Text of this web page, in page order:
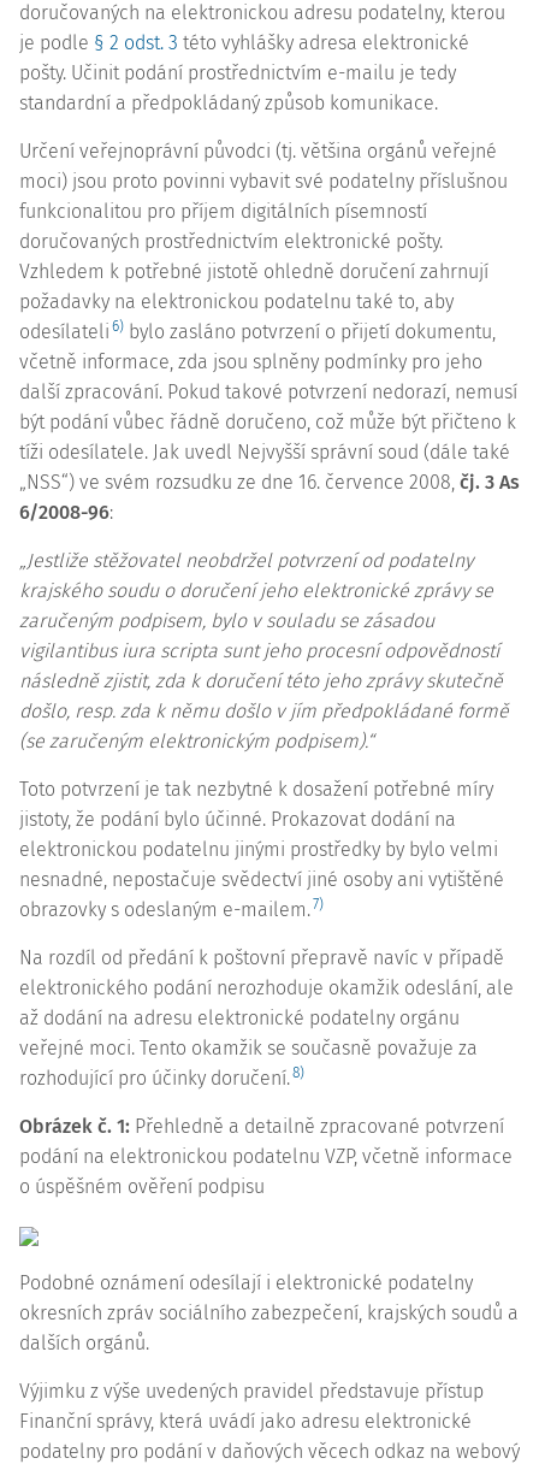
doručovaných na elektronickou adresu podatelny, kterou
je podle § 2 odst. 3 této vyhlášky adresa elektronické
pošty. Učinit podání prostřednictvím e-mailu je tedy
standardní a předpokládaný způsob komunikace.
Určení veřejnoprávní původci (tj. většina orgánů veřejné
moci) jsou proto povinni vybavit své podatelny příslušnou
funkcionalitou pro příjem digitálních písemností
doručovaných prostřednictvím elektronické pošty.
Vzhledem k potřebné jistotě ohledně doručení zahrnují
požadavky na elektronickou podatelnu také to, aby
odesílateli 6) bylo zasláno potvrzení o přijetí dokumentu,
včetně informace, zda jsou splněny podmínky pro jeho
další zpracování. Pokud takové potvrzení nedorazí, nemusí
být podání vůbec řádně doručeno, což může být přičteno k
tíži odesílatele. Jak uvedl Nejvyšší správní soud (dále také
„NSS“) ve svém rozsudku ze dne 16. července 2008, čj. 3 As
6/2008-96:
„Jestliže stěžovatel neobdržel potvrzení od podatelny
krajského soudu o doručení jeho elektronické zprávy se
zaručeným podpisem, bylo v souladu se zásadou
vigilantibus iura scripta sunt jeho procesní odpovědností
následně zjistit, zda k doručení této jeho zprávy skutečně
došlo, resp. zda k němu došlo v jím předpokládané formě
(se zaručeným elektronickým podpisem).“
Toto potvrzení je tak nezbytné k dosažení potřebné míry
jistoty, že podání bylo účinné. Prokazovat dodání na
elektronickou podatelnu jinými prostředky by bylo velmi
nesnadné, nepostačuje svědectví jiné osoby ani vytištěné
obrazovky s odeslaným e-mailem.7)
Na rozdíl od předání k poštovní přepravě navíc v případě
elektronického podání nerozhoduje okamžik odeslání, ale
až dodání na adresu elektronické podatelny orgánu
veřejné moci. Tento okamžik se současně považuje za
rozhodující pro účinky doručení.8)
Obrázek č. 1: Přehledně a detailně zpracované potvrzení
podání na elektronickou podatelnu VZP, včetně informace
o úspěšném ověření podpisu
Podobné oznámení odesílají i elektronické podatelny
okresních zpráv sociálního zabezpečení, krajských soudů a
dalších orgánů.
Výjimku z výše uvedených pravidel představuje přístup
Finanční správy, která uvádí jako adresu elektronické
podatelny pro podání v daňových věcech odkaz na webový